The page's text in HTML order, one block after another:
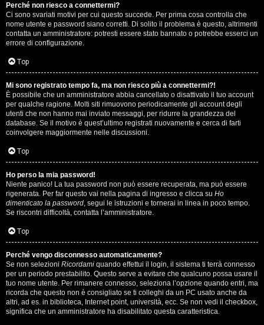
s
t
a
A
r
g
o
m
e
n
t
i
a
t
Perché non riesco a connettermi?
Ci sono svariati motivi per cui questo succede. Per prima cosa controlla che
nome utente e password siano corretti. Di solito il problema è questo, altrimenti
contatta un amministratore: potresti essere stato bannato o potrebbe esserci un
errore di configurazione.
Top
Mi sono registrato tempo fa, ma non riesco più a connettermi?!
È possibile che un amministratore abbia cancellato o disattivato il tuo account
per qualche ragione. Molti siti rimuovono periodicamente gli account degli
utenti che non hanno mai inviato messaggi, per ridurre la grandezza del
database. Se il motivo è quest’ultimo registrati nuovamente e cerca di farti
coinvolgere maggiormente nelle discussioni.
Top
Ho perso la mia password!
Niente panico! La tua password non può essere recuperata, ma può essere
rigenerata. Per far questo vai nella pagina di ingresso e clicca su Ho
dimenticato la password, segui le istruzioni e tornerai in linea in poco tempo.
Se riscontri difficoltà, contatta l’amministratore.
Top
Perché vengo disconnesso automaticamente?
Se non selezioni Ricordami quando effettui il login, il sistema ti terrà connesso
per un periodo prestabilito. Questo serve a evitare che qualcuno possa usare il
tuo nome utente. Per rimanere connesso, seleziona l’opzione quando entri, ma
ricorda che questo non è consigliato se ti colleghi da un PC usato anche da
altri, ad es. in biblioteca, Internet point, università, ecc. Se non vedi il checkbox,
significa che un amministratore ha disabilitato questa caratteristica.
s
t
i
n
o
i
n
T
o
u
r
M
u
s
i